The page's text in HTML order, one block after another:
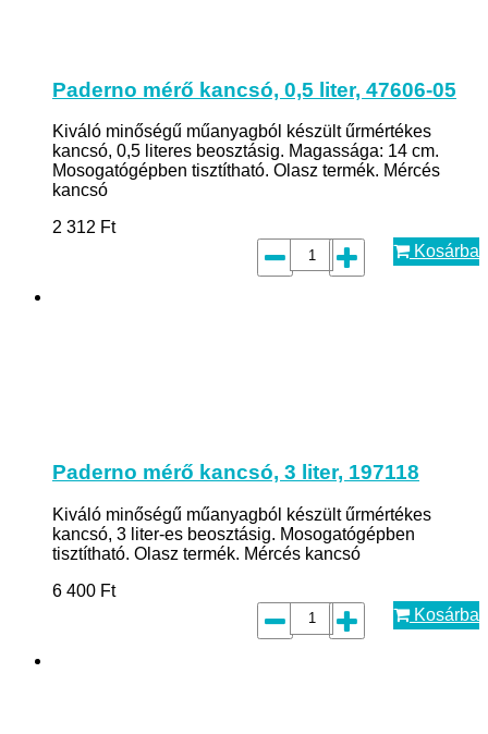
Paderno mérő kancsó, 0,5 liter, 47606-05
Kiváló minőségű műanyagból készült űrmértékes
kancsó, 0,5 literes beosztásig. Magassága: 14 cm.
Mosogatógépben tisztítható. Olasz termék. Mércés
kancsó
2 312 Ft
Kosárba
Paderno mérő kancsó, 3 liter, 197118
Kiváló minőségű műanyagból készült űrmértékes
kancsó, 3 liter-es beosztásig. Mosogatógépben
tisztítható. Olasz termék. Mércés kancsó
6 400 Ft
Kosárba